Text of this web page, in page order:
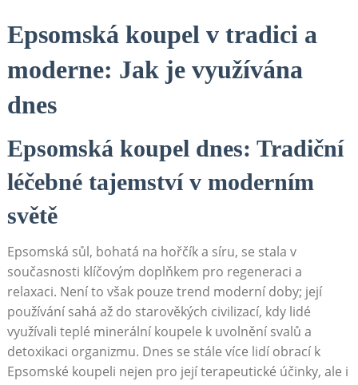
Epsomská koupel v tradici a
moderne: Jak je využívána
dnes
Epsomská koupel dnes: Tradiční
léčebné tajemství v moderním
světě
Epsomská sůl, bohatá na hořčík a síru, se stala v
současnosti klíčovým doplňkem pro regeneraci a
relaxaci. Není to však pouze trend moderní doby; její
používání sahá až do starověkých civilizací, kdy lidé
využívali teplé minerální koupele k uvolnění svalů a
detoxikaci organizmu. Dnes se stále více lidí obrací k
Epsomské koupeli nejen pro její terapeutické účinky, ale i